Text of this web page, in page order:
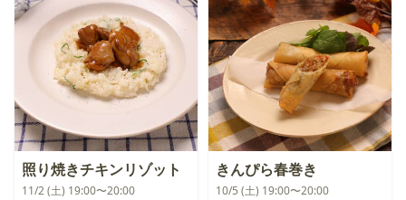
照り焼きチキンリゾット
11/2 (土) 19:00〜20:00
きんぴら春巻き
10/5 (土) 19:00〜20:00